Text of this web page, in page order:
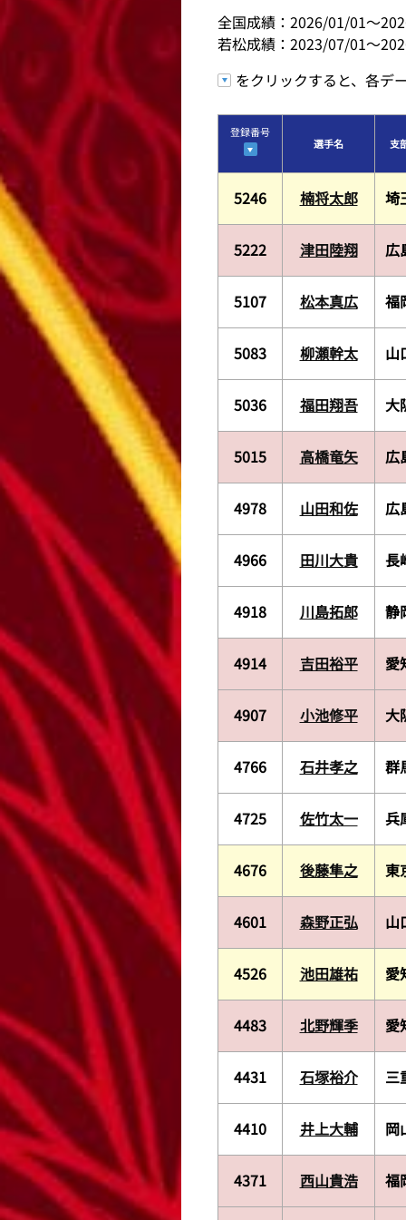
全国成績：2026/01/01～
若松成績：2023/07/01～
をクリックすると、各デ
登録番号
選手名
支
5246 楠将太郎 埼
5222 津田陸翔 広
5107 松本真広 福
5083 柳瀬幹太 山
5036 福田翔吾 大
5015 高橋竜矢 広
4978 山田和佐 広
4966 田川大貴 長
4918 川島拓郎 静
4914 吉田裕平 愛
4907 小池修平 大
4766 石井孝之 群
4725 佐竹太一 兵
4676 後藤隼之 東
4601 森野正弘 山
4526 池田雄祐 愛
4483 北野輝季 愛
4431 石塚裕介 三
4410 井上大輔 岡
4371 西山貴浩 福